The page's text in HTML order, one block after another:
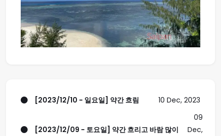
[2023/12/10 - 일요일] 약간 흐림 10 Dec, 2023
[2023/12/09 - 토요일] 약간 흐리고 바람 많이
09
Dec,